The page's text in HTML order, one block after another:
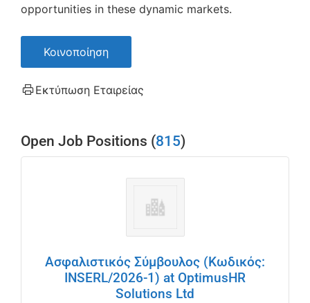
opportunities in these dynamic markets.
Κοινοποίηση
Εκτύπωση Εταιρείας
Open Job Positions (815)
Ασφαλιστικός Σύμβουλος (Κωδικός:
INSERL/2026-1) at OptimusHR
Solutions Ltd